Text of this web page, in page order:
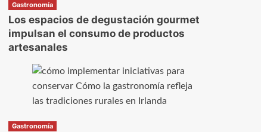
Gastronomía
Los espacios de degustación gourmet
impulsan el consumo de productos
artesanales
Gastronomía